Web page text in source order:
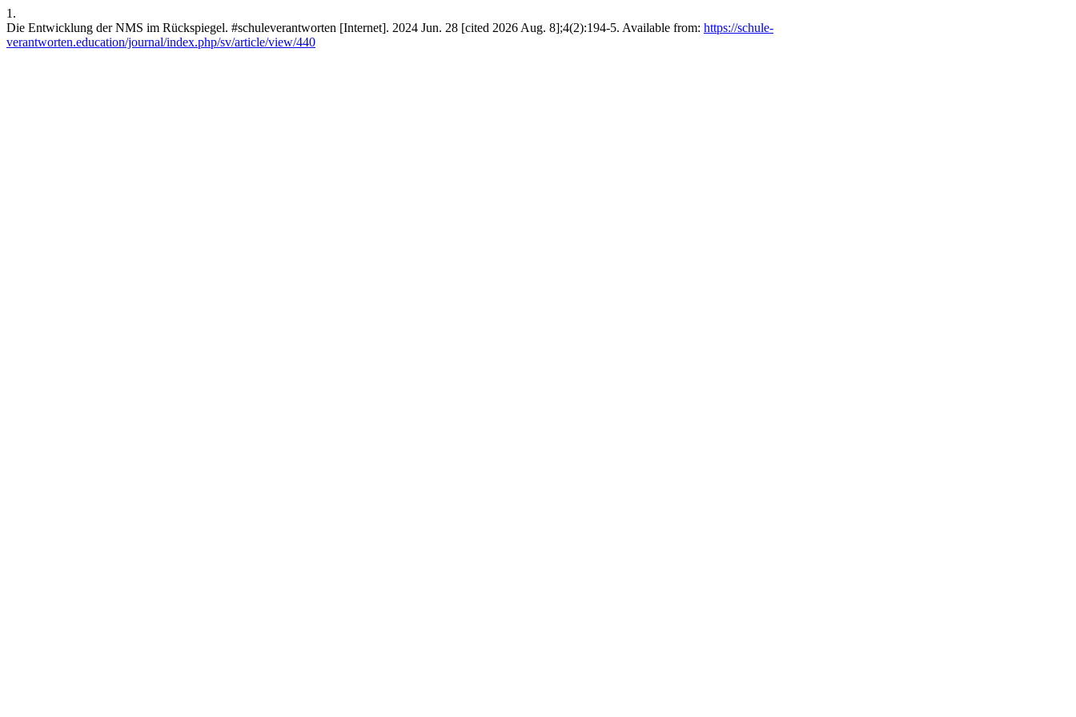
1.
Die Entwicklung der NMS im Rückspiegel. #schuleverantworten [Internet]. 2024 Jun. 28 [cited 2026 Aug. 8];4(2):194-5. Available from: https://schule-
verantworten.education/journal/index.php/sv/article/view/440